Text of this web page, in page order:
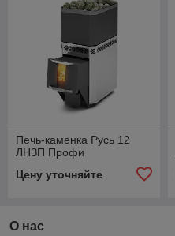
Печь-каменка Русь 12
ЛНЗП Профи
Цену уточняйте
О нас